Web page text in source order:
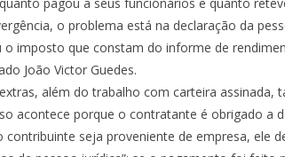
o problema está na declaração da
imposto que constam do informe de
João Victor Guedes.
além do trabalho com carteira assinada,
acontece porque o contratante é obrigado a
seja proveniente de empresa, ele